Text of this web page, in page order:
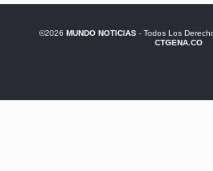
©2026 MUNDO NOTICIAS- Todos Los
CTGENA.CO